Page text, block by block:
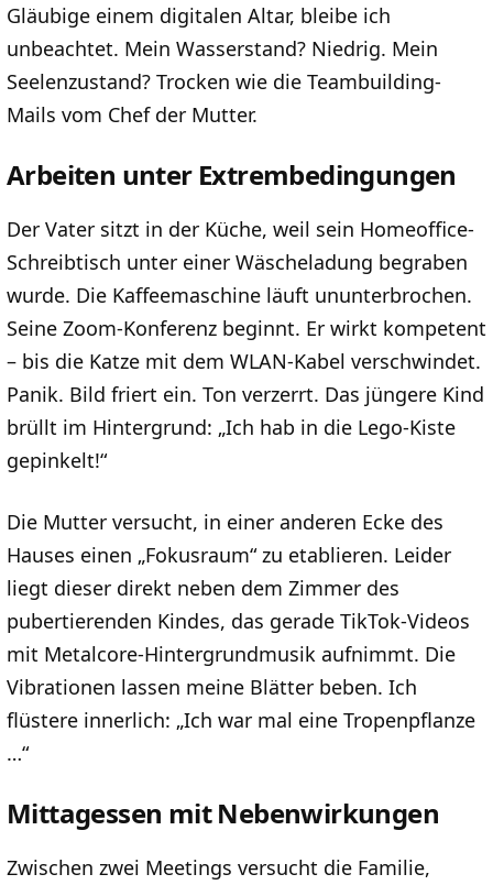
Gläubige einem digitalen Altar, bleibe ich
unbeachtet. Mein Wasserstand? Niedrig. Mein
Seelenzustand? Trocken wie die Teambuilding-
Mails vom Chef der Mutter.
Arbeiten unter Extrembedingungen
Der Vater sitzt in der Küche, weil sein Homeoffice-
Schreibtisch unter einer Wäscheladung begraben
wurde. Die Kaffeemaschine läuft ununterbrochen.
Seine Zoom-Konferenz beginnt. Er wirkt kompetent
– bis die Katze mit dem WLAN-Kabel verschwindet.
Panik. Bild friert ein. Ton verzerrt. Das jüngere Kind
brüllt im Hintergrund: „Ich hab in die Lego-Kiste
gepinkelt!“
Die Mutter versucht, in einer anderen Ecke des
Hauses einen „Fokusraum“ zu etablieren. Leider
liegt dieser direkt neben dem Zimmer des
pubertierenden Kindes, das gerade TikTok-Videos
mit Metalcore-Hintergrundmusik aufnimmt. Die
Vibrationen lassen meine Blätter beben. Ich
flüstere innerlich: „Ich war mal eine Tropenpflanze
…“
Mittagessen mit Nebenwirkungen
Zwischen zwei Meetings versucht die Familie,